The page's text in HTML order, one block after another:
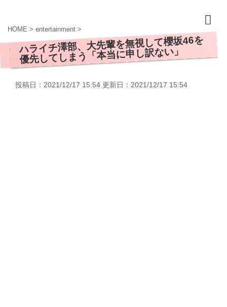
HOME > entertainment >
ハライチ澤部、大先輩を無視して櫻坂46を
優先してしまう「本当に申し訳ない」
投稿日：2021/12/17 15:54 更新日： 2021/12/17 15:54